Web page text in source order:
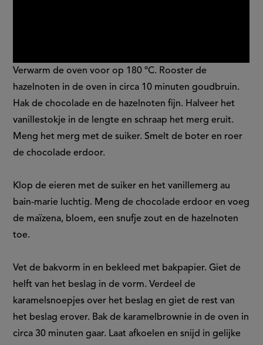
Verwarm de oven voor op 180 ºC. Rooster de
hazelnoten in de oven in circa 10 minuten goudbruin.
Hak de chocolade en de hazelnoten fijn. Halveer het
vanillestokje in de lengte en schraap het merg eruit.
Meng het merg met de suiker. Smelt de boter en roer
de chocolade erdoor.
Klop de eieren met de suiker en het vanillemerg au
bain-marie luchtig. Meng de chocolade erdoor en voeg
de maïzena, bloem, een snufje zout en de hazelnoten
toe.
Vet de bakvorm in en bekleed met bakpapier. Giet de
helft van het beslag in de vorm. Verdeel de
karamelsnoepjes over het beslag en giet de rest van
het beslag erover. Bak de karamelbrownie in de oven in
circa 30 minuten gaar. Laat afkoelen en snijd in gelijke